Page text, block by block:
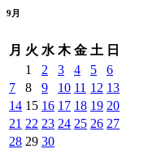
9 月
月 火 水 木 金 土 日
1
2 3 4 5
6
7
8 9 10 11 12 13
14 15 16 17 18 19 20
21 22 23 24 25 26 27
28 29 30